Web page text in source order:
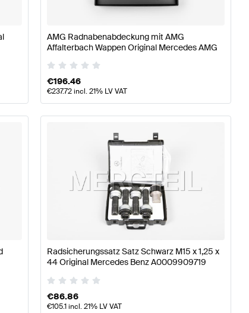
AMG Radnabenabdeckung mit AMG
Affalterbach Wappen Original Mercedes AMG
€196.46
€237.72incl. 21% LV VAT
Radsicherungssatz Satz Schwarz M15 x 1,25 x
44 Original Mercedes Benz A0009909719
€86.86
€105.1incl. 21% LV VAT